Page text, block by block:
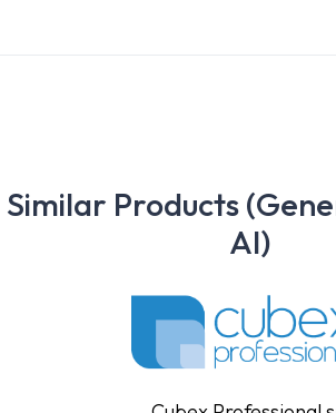
Similar Products
AI)